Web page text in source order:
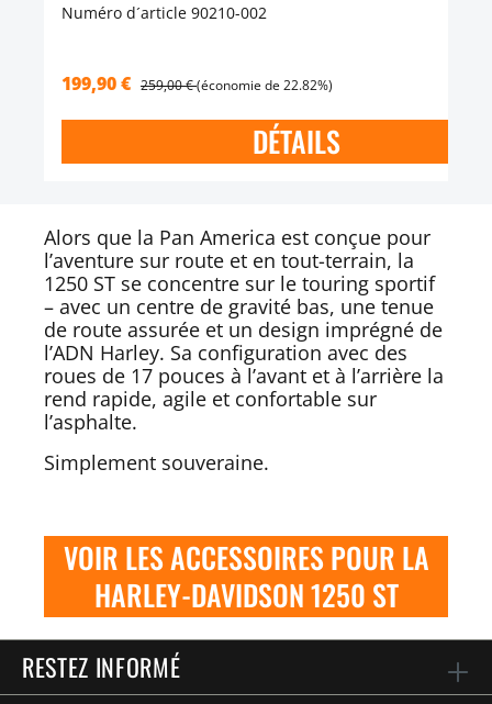
Numéro d´article 90210-002
199,90 € 259,00 €(économie de 22.82%)
DÉTAILS
Alors que la Pan America est conçue pour
l’aventure sur route et en tout-terrain, la
1250 ST se concentre sur le touring sportif
– avec un centre de gravité bas, une tenue
de route assurée et un design imprégné de
l’ADN Harley. Sa configuration avec des
roues de 17 pouces à l’avant et à l’arrière la
rend rapide, agile et confortable sur
l’asphalte.
Simplement souveraine.
VOIR LES ACCESSOIRES POUR LA
HARLEY-DAVIDSON 1250 ST
RESTEZ INFORMÉ